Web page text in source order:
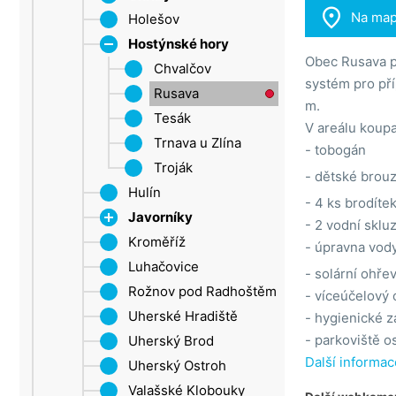
Šluknovský výběžek
Ústí nad Labem
Žatec
Roštín
Holešov
Hostýnské hory
Chvalčov
Rusava
Tesák
Trnava u Zlína
Troják
Hulín
Javorníky
Velké Karlovice
Kroměříž
Luhačovice
Rožnov pod Radhoštěm
Uherské Hradiště
Uherský Brod
Uherský Ostroh
Valašské Klobouky
 Na
Obec Rusava
systém pro
m.
V areálu
- tobogán
- dětské
- 4 ks
- 2 vodní
- úpravna
- solární
- víceúčelový
- hygienické
- parkoviště
Další